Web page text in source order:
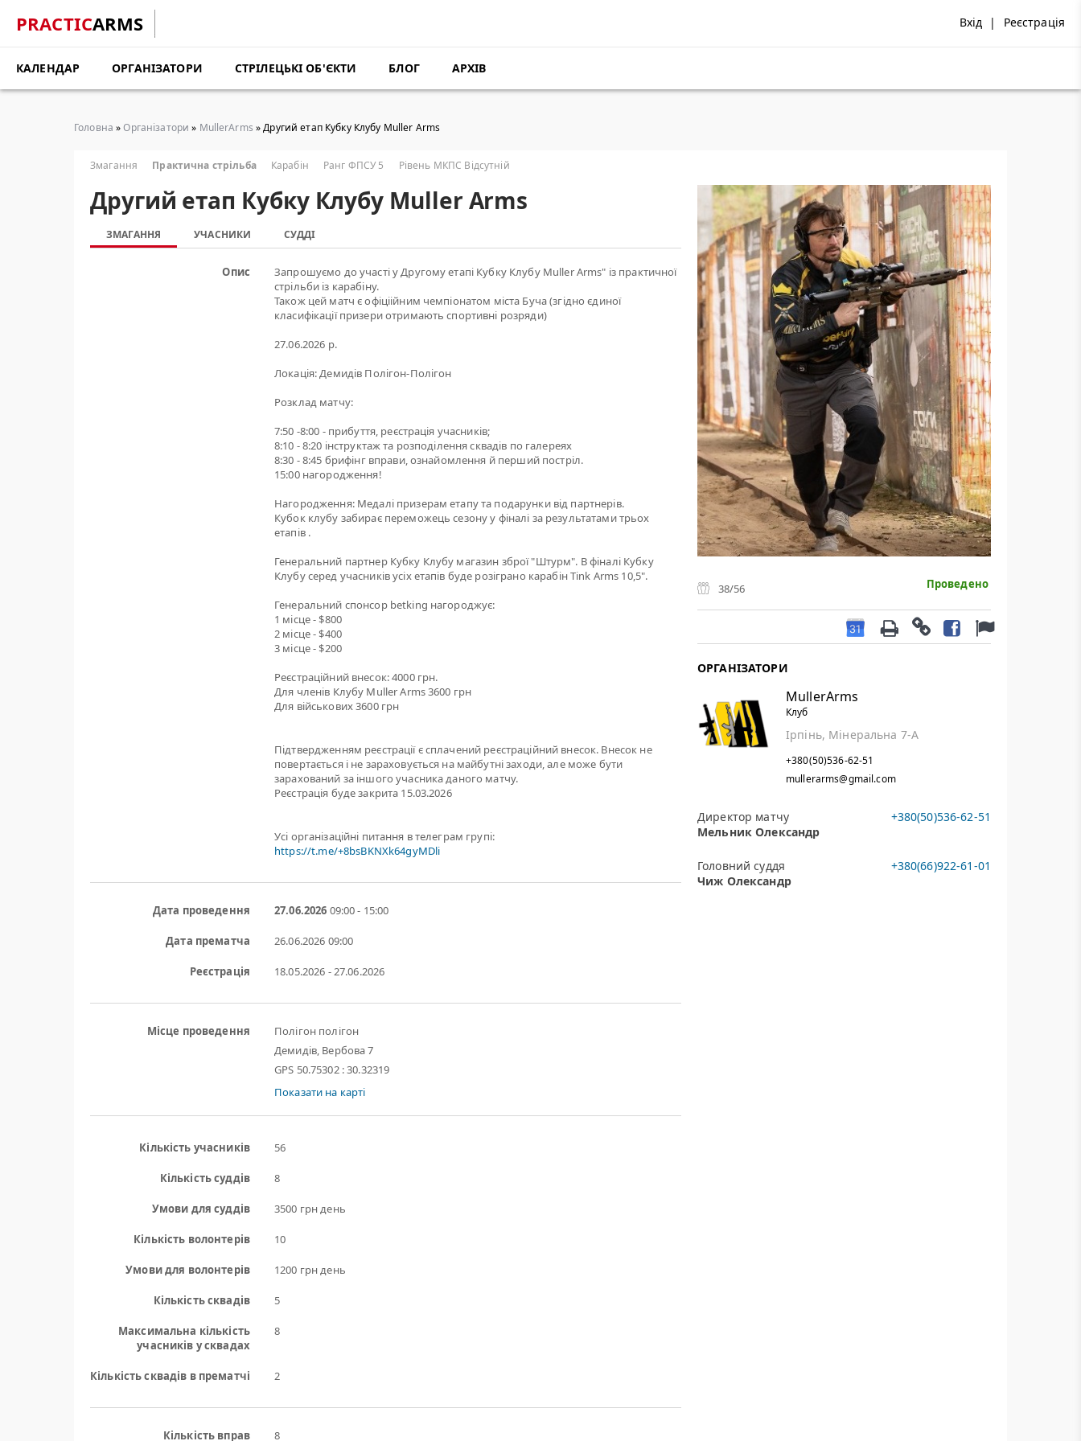
PRACTICARMS Вхід | Реєстрація
КАЛЕНДАР ОРГАНІЗАТОРИ СТРІЛЕЦЬКІ ОБ'ЄКТИ БЛОГ АРХІВ
Головна »Організатори » MullerArms » Другий етап Кубку Клубу Muller Arms
Змагання Практична стрільба Карабін Ранг ФПСУ 5 Рівень МКПС Відсутній
Другий етап Кубку Клубу Muller Arms
ЗМАГАННЯ УЧАСНИКИ СУДДІ
Опис
Запрошуємо до участі у Другому етапі Кубку Клубу Muller Arms" із практичної
стрільби із карабіну.
Також цей матч є офіціійним чемпіонатом міста Буча (згідно єдиної
класифікації призери отримають спортивні розряди)
27.06.2026 р.
Локація: Демидів Полігон-Полігон
Розклад матчу:
7:50 -8:00 - прибуття, реєстрація учасників;
8:10 - 8:20 інструктаж та розподілення сквадів по галереях
8:30 - 8:45 брифінг вправи, ознайомлення й перший постріл.
15:00 нагородження!
Нагородження: Медалі призерам етапу та подарунки від партнерів.
Кубок клубу забирає переможець сезону у фіналі за результатами трьох
етапів .
Генеральний партнер Кубку Клубу магазин зброї "Штурм". В фіналі Кубку
Клубу серед учасників усіх етапів буде розіграно карабін Tink Arms 10,5".
Генеральний спонсор betking нагороджує:
1 місце - $800
2 місце - $400
3 місце - $200
Реєстраційний внесок: 4000 грн.
Для членів Клубу Muller Arms 3600 грн
Для військових 3600 грн
Підтвердженням реєстрації є сплачений реєстраційний внесок. Внесок не
повертається і не зараховується на майбутні заходи, але може бути
зарахований за іншого учасника даного матчу.
Реєстрація буде закрита 15.03.2026
Усі організаційні питання в телеграм групі:
https://t.me/+8bsBKNXk64gyMDli
Дата проведення 27.06.2026 09:00 - 15:00
Дата прематча 26.06.2026 09:00
Реєстрація 18.05.2026 - 27.06.2026
Місце проведення
Полігон полігон
Демидів, Вербова 7
GPS 50.75302 : 30.32319
Показати на карті
Кількість учасників 56
Кількість суддів 8
Умови для суддів 3500 грн день
Кількість волонтерів 10
Умови для волонтерів 1200 грн день
Кількість сквадів 5
Максимальна кількість
учасників у сквадах
8
Кількість сквадів в прематчі 2
Кількість вправ 8
38/56 Проведено
ОРГАНІЗАТОРИ
MullerArms
Клуб
Ірпінь, Мінеральна 7-А
+380(50)536-62-51
mullerarms@gmail.com
Директор матчу
Мельник Олександр
+380(50)536-62-51
Головний суддя
Чиж Олександр
+380(66)922-61-01